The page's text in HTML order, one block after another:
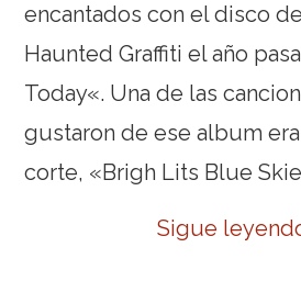
encantados con el disco de
Haunted Graffiti el año
Today«. Una de las
gustaron de ese album
corte, «Brigh Lits Blue
Sigue